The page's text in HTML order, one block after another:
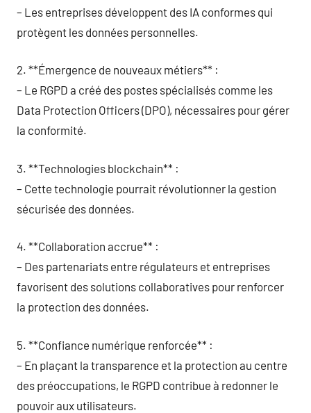
– Les entreprises développent des IA conformes qui
protègent les données personnelles.
2. **Émergence de nouveaux métiers** :
– Le RGPD a créé des postes spécialisés comme les
Data Protection Officers (DPO), nécessaires pour gérer
la conformité.
3. **Technologies blockchain** :
– Cette technologie pourrait révolutionner la gestion
sécurisée des données.
4. **Collaboration accrue** :
– Des partenariats entre régulateurs et entreprises
favorisent des solutions collaboratives pour renforcer
la protection des données.
5. **Confiance numérique renforcée** :
– En plaçant la transparence et la protection au centre
des préoccupations, le RGPD contribue à redonner le
pouvoir aux utilisateurs.